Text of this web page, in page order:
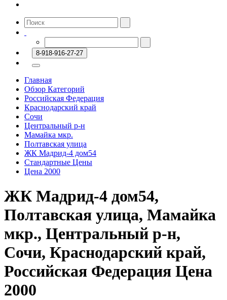
8-918-916-27-27
Главная
Обзор Категорий
Российская Федерация
Краснодарский край
Сочи
Центральный р-н
Мамайка мкр.
Полтавская улица
ЖК Мадрид-4 дом54
Стандартные Цены
Цена 2000
ЖК Мадрид-4 дом54,
Полтавская улица, Мамайка
мкр., Центральный р-н,
Сочи, Краснодарский край,
Российская Федерация Цена
2000